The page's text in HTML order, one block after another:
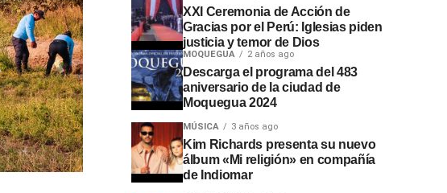
XXI Ceremonia de Acción de
Gracias por el Perú: Iglesias piden
justicia y temor de Dios
MOQUEGUA 2 años ago
Descarga el programa del 483
aniversario de la ciudad de
Moquegua 2024
MÚSICA 3 años ago
Kim Richards presenta su nuevo
álbum «Mi religión» en compañía
de Indiomar